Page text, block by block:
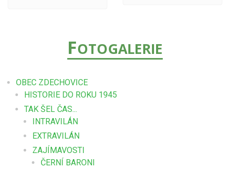
FOTOGALERIE
OBEC ZDECHOVICE
HISTORIE DO ROKU 1945
TAK ŠEL ČAS...
INTRAVILÁN
EXTRAVILÁN
ZAJÍMAVOSTI
ČERNÍ BARONI